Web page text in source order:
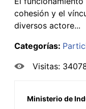
cohesión y el
diversos actore...
Categorías:
Visitas:
Ministerio de